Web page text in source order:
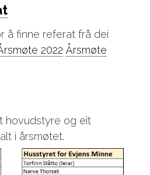
å finne referat frå dei
2022 Årsmøte
hovudstyre og eit
i årsmøtet.